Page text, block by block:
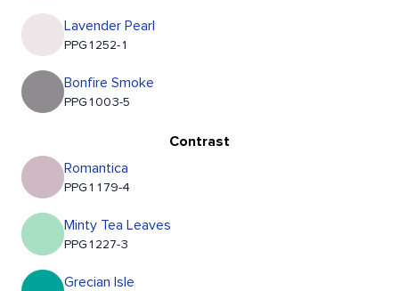
Lavender Pearl
PPG1252-1
Bonfire Smoke
PPG1003-5
Contrast
Romantica
PPG1179-4
Minty Tea Leaves
PPG1227-3
Grecian Isle